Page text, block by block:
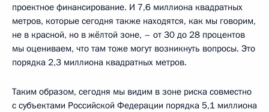
проектное финансирование. И 7,6 миллиона квадратных
метров, которые сегодня также находятся, как мы говорим,
не в красной, но в жёлтой зоне, – от 30 до 28 процентов
мы оцениваем, что там тоже могут возникнуть вопросы. Это
порядка 2,3 миллиона квадратных метров.
Таким образом, сегодня мы видим в зоне риска совместно
с субъектами Российской Федерации порядка 5,1 миллиона